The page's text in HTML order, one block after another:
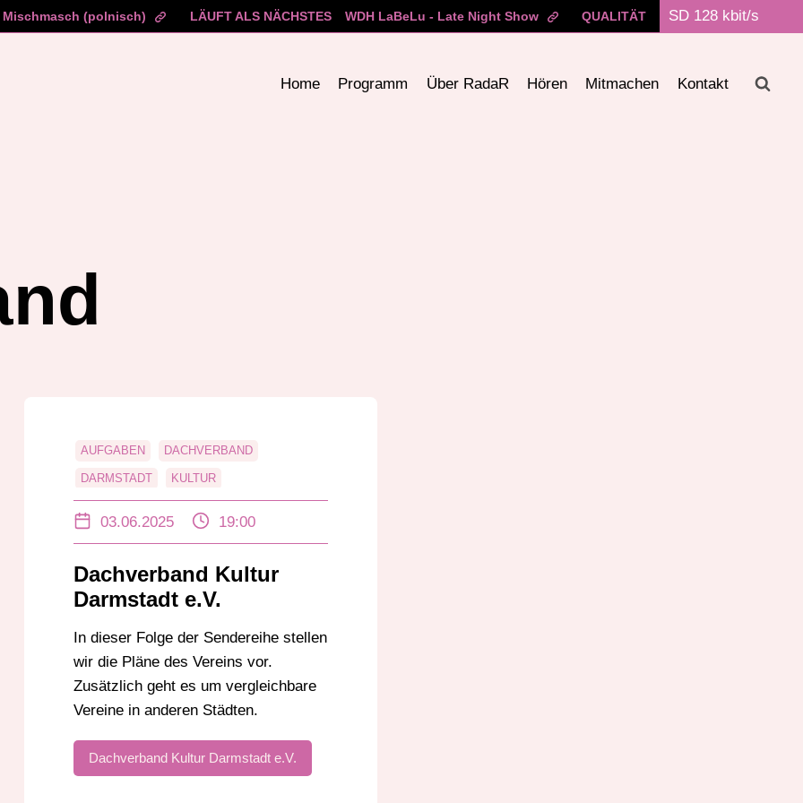
Mischmasch (polnisch) LÄUFT ALS NÄCHSTES WDH LaBeLu - Late Night Show QUALITÄT
Home Programm Über RadaR Hören Mitmachen Kontakt
AUFGABEN DACHVERBAND
DARMSTADT KULTUR
03.06.2025 19:00
Dachverband Kultur
Darmstadt e.V.
In dieser Folge der Sendereihe stellen
wir die Pläne des Vereins vor.
Zusätzlich geht es um vergleichbare
Vereine in anderen Städten.
Dachverband Kultur Darmstadt e.V.